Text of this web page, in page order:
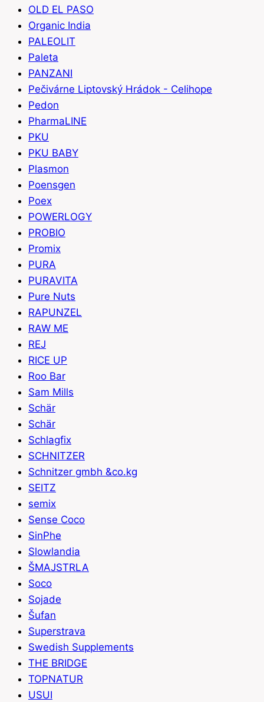
OLD EL PASO
Organic India
PALEOLIT
Paleta
PANZANI
Pečivárne Liptovský Hrádok - Celihope
Pedon
PharmaLINE
PKU
PKU BABY
Plasmon
Poensgen
Poex
POWERLOGY
PROBIO
Promix
PURA
PURAVITA
Pure Nuts
RAPUNZEL
RAW ME
REJ
RICE UP
Roo Bar
Sam Mills
Schär
Schär
Schlagfix
SCHNITZER
Schnitzer gmbh &co.kg
SEITZ
semix
Sense Coco
SinPhe
Slowlandia
ŠMAJSTRLA
Soco
Sojade
Šufan
Superstrava
Swedish Supplements
THE BRIDGE
TOPNATUR
USUI